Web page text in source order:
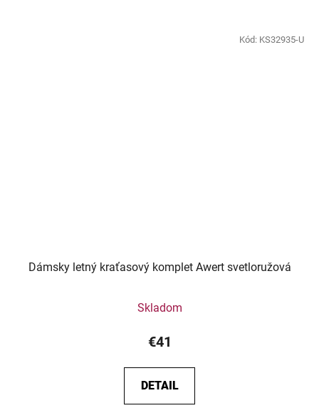
Dámsky letný kraťasový komplet Awert svetloružová
Skladom
€41
DETAIL
Kód: KS32935-U